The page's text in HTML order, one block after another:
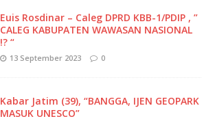
Euis Rosdinar – Caleg DPRD KBB-1/PDIP , ”
CALEG KABUPATEN WAWASAN NASIONAL
!? “
13 September 2023 0
Kabar Jatim (39), “BANGGA, IJEN GEOPARK
MASUK UNESCO”